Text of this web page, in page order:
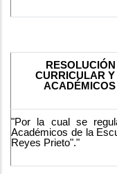
CURRICULAR
"Por la cual se
Académicos de la
Reyes Prieto"."